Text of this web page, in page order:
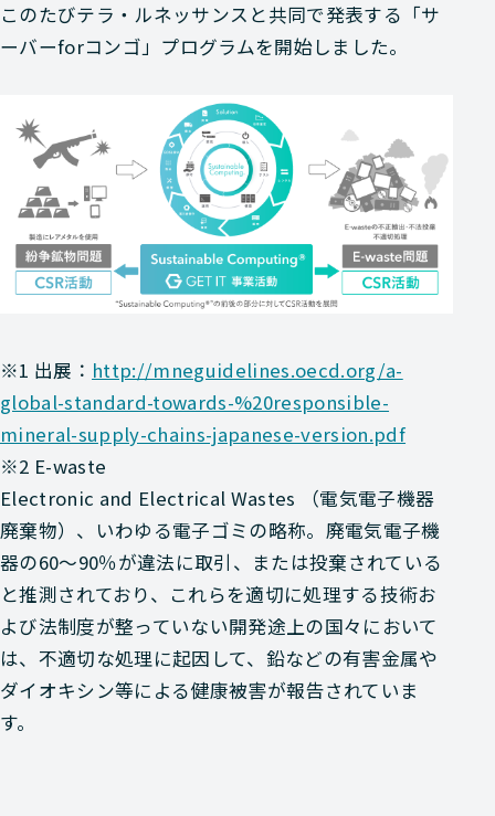
このたびテラ・ルネッサンスと共同で発表する「サ
ーバーforコンゴ」プログラムを開始しました。
※1 出展： http://mneguidelines.oecd.org/a-
global-standard-towards-%20responsible-
mineral-supply-chains-japanese-version.pdf
※2 E-waste
Electronic and Electrical Wastes （電気電子機器
廃棄物）、いわゆる電子ゴミの略称。廃電気電子機
器の60～90％が違法に取引、または投棄されている
と推測されており、これらを適切に処理する技術お
よび法制度が整っていない開発途上の国々において
は、不適切な処理に起因して、鉛などの有害金属や
ダイオキシン等による健康被害が報告されていま
す。